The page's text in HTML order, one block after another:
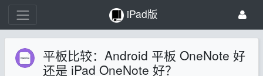
iPad版
平板比较：Android 平板 OneNote 好
还是 iPad OneNote 好？